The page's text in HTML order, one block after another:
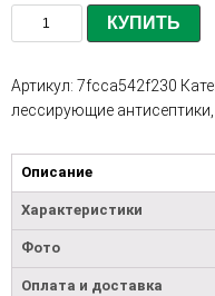
КУПИТЬ
Артикул: 7fcca542f230
лессирующие
Описание
Характеристики
Фото
Оплата и доставка